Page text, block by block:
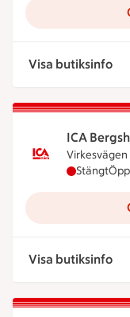
Visa butiksinfo
ICA
Virkesvägen
ICAStängt
Visa butiksinfo